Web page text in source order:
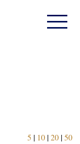
5 | 10 |20 |50